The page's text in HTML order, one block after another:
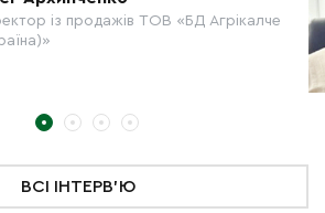
із продажів ТОВ «БД Агрікалче
ВСІ ІНТЕРВ'Ю